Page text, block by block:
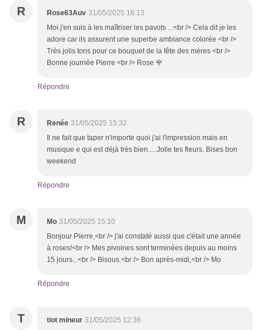
R Rose63Auv 31/05/2025 16:13
Moi j'en suis à les maîtriser les pavots ...<br /> Cela dit je les
adore car ils assurent une superbe ambiance colorée <br />
Très jolis tons pour ce bouquet de la fête des mères <br />
Bonne journée Pierre <br /> Rose 🌹
Répondre
R Renée 31/05/2025 15:32
Il ne fait que taper n'importe quoi j'ai l'impression mais en
musique e qui est déjà très bien.....Jolie tes fleurs. Bises bon
weekend
Répondre
M Mo 31/05/2025 15:10
Bonjour Pierre,<br /> j'ai constaté aussi que c'était une année
à roses!<br /> Mes pivoines sont terminées depuis au moins
15 jours...<br /> Bisous.<br /> Bon après-midi,<br /> Mo
Répondre
T tiot mineur 31/05/2025 12:36